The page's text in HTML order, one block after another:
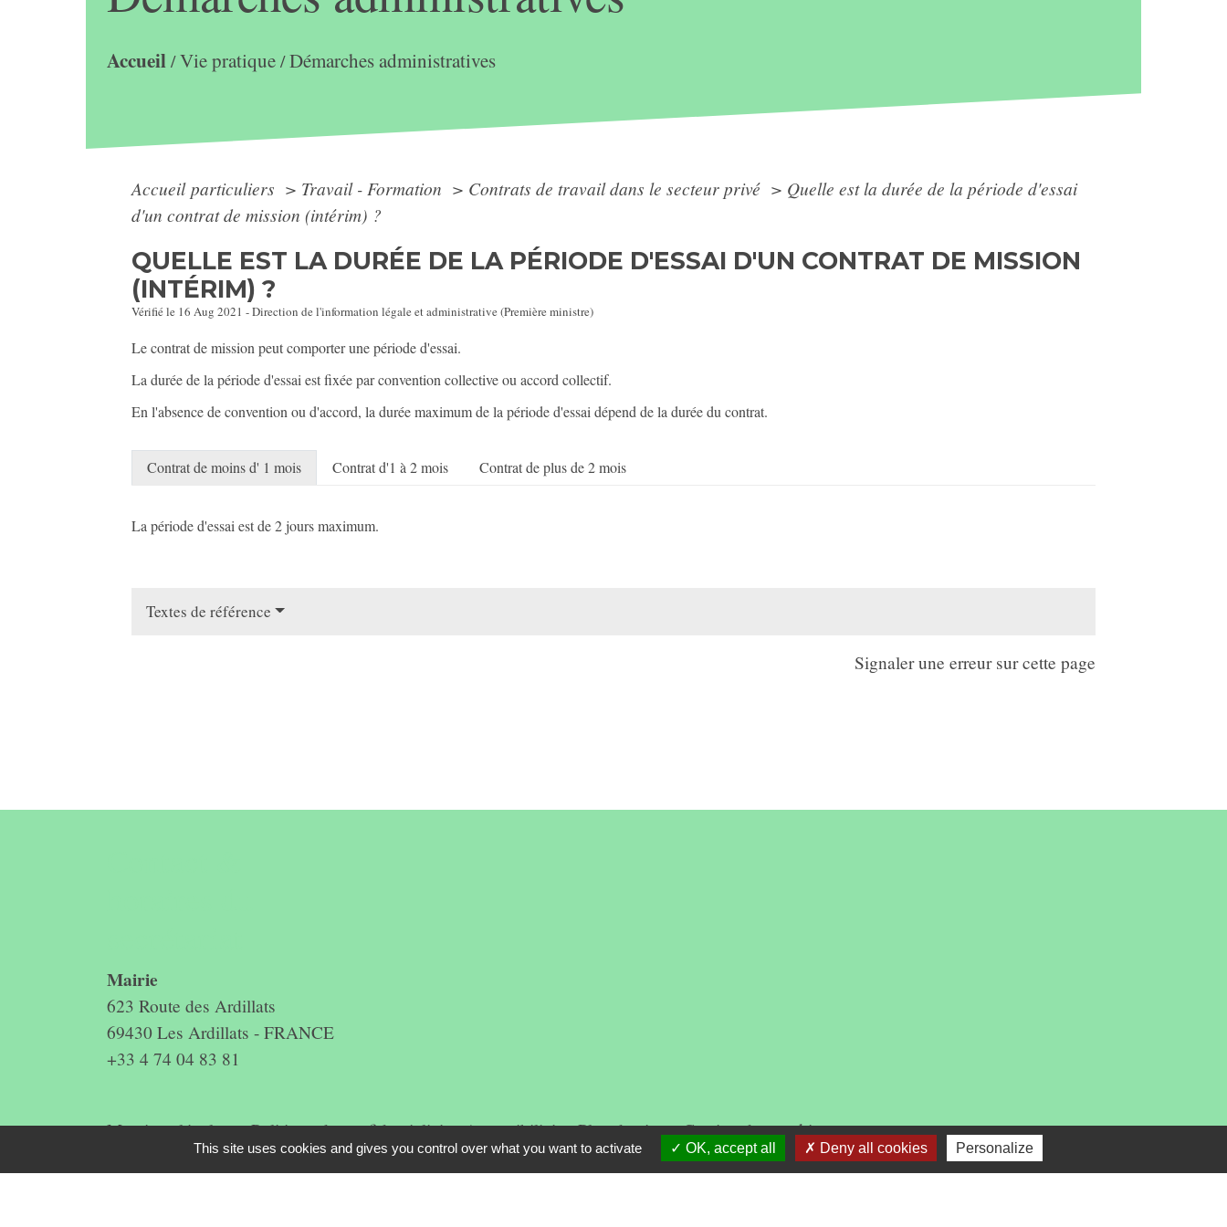
Accueil/Vie pratique/Démarches administratives
Accueil particuliers > Travail - Formation > Contrats de travail dans le secteur privé > Quelle est la durée de la période d'essai
d'un contrat de mission (intérim) ?
QUELLE EST LA DURÉE DE LA PÉRIODE D'ESSAI D'UN CONTRAT DE MISSION
(INTÉRIM) ?
Vérifié le 16 Aug 2021 - Direction de l'information légale et administrative (Première ministre)
Le contrat de mission peut comporter une période d'essai.
La durée de la période d'essai est fixée par convention collective ou accord collectif.
En l'absence de convention ou d'accord, la durée maximum de la période d'essai dépend de la durée du contrat.
Contrat de moins d' 1 mois Contrat d'1 à 2 mois Contrat de plus de 2 mois
La période d'essai est de 2 jours maximum.
Textes de référence
Signaler une erreur sur cette page
Mairie
623 Route des Ardillats
69430 Les Ardillats - FRANCE
+33 4 74 04 83 81
Mentions légales - Politique de confidentialité - Accessibilité - Plan du site - Gestion des cookies
This site uses cookies and gives you control over what you want to activate OK, accept all Deny all cookies Personalize